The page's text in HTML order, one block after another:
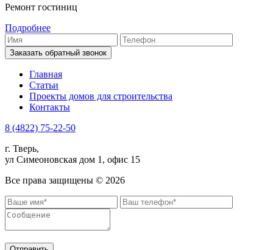
Ремонт гостиниц
Подробнее
Заказать обратный звонок
Главная
Статьи
Проекты домов для строительства
Контакты
8 (4822) 75-22-50
г. Тверь,
ул Симеоновская дом 1, офис 15
Все права защищены © 2026